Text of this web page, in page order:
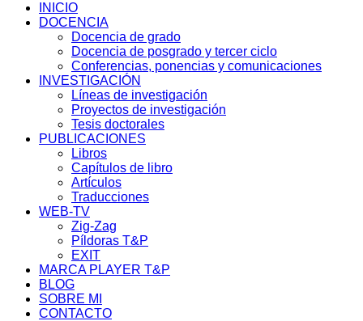
INICIO
DOCENCIA
Docencia de grado
Docencia de posgrado y tercer ciclo
Conferencias, ponencias y comunicaciones
INVESTIGACIÓN
Líneas de investigación
Proyectos de investigación
Tesis doctorales
PUBLICACIONES
Libros
Capítulos de libro
Artículos
Traducciones
WEB-TV
Zig-Zag
Píldoras T&P
EXIT
MARCA PLAYER T&P
BLOG
SOBRE MI
CONTACTO